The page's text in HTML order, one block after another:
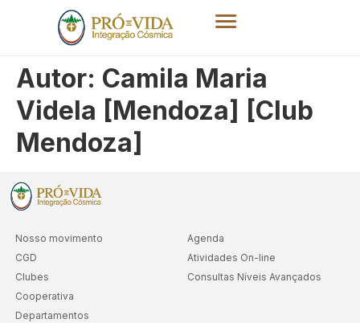
Autor: Camila Maria
Videla [Mendoza] [Club
Mendoza]
Nosso movimento
CGD
Clubes
Cooperativa
Departamentos
Agenda
Atividades On-line
Consultas Níveis Avançados